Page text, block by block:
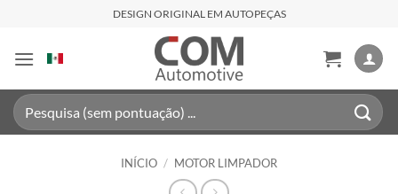
content
DESIGN ORIGINAL EM AUTOPEÇAS
Pesquisar
por:
INÍCIO / MOTOR LIMPADOR